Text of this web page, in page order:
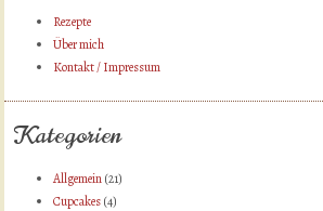
Rezepte
Über mich
Kontakt / Impressum
Kategorien
Allgemein(21)
Cupcakes(4)